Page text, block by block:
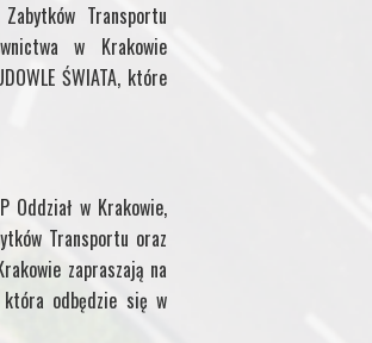
Transportu
w Krakowie
ŚWIATA, które
Oddział w Krakowie,
Transportu oraz
zapraszają na
która odbędzie się w